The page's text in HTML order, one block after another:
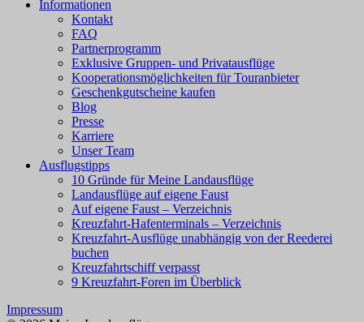
Informationen
Kontakt
FAQ
Partnerprogramm
Exklusive Gruppen- und Privatausflüge
Kooperationsmöglichkeiten für Touranbieter
Geschenkgutscheine kaufen
Blog
Presse
Karriere
Unser Team
Ausflugstipps
10 Gründe für Meine Landausflüge
Landausflüge auf eigene Faust
Auf eigene Faust – Verzeichnis
Kreuzfahrt-Hafenterminals – Verzeichnis
Kreuzfahrt-Ausflüge unabhängig von der Reederei
buchen
Kreuzfahrtschiff verpasst
9 Kreuzfahrt-Foren im Überblick
Impressum